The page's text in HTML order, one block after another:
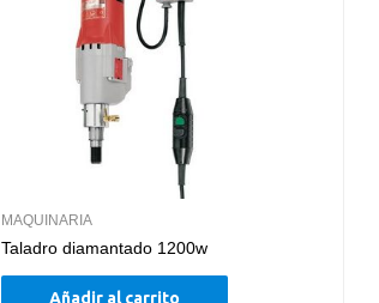
MAQUINARIA
Taladro diamantado 1200w
Añadir al carrito